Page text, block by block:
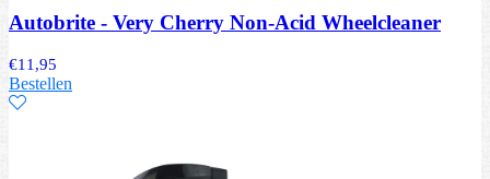
Autobrite - Very Cherry Non-Acid Wheelcleaner
€11,95
Bestellen